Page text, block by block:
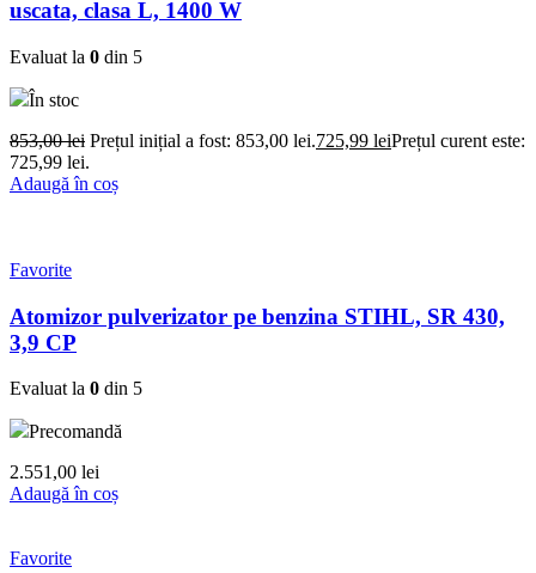
uscata, clasa L, 1400 W
Evaluat la 0 din 5
În stoc
853,00lei Prețul inițial a fost: 853,00 lei.725,99 leiPrețul curent este:
725,99 lei.
Adaugă în coș
Favorite
Atomizor pulverizator pe benzina STIHL, SR 430,
3,9 CP
Evaluat la 0 din 5
Precomandă
2.551,00 lei
Adaugă în coș
Favorite